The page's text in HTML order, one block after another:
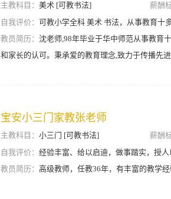
主教科目： 美术 [可教书法] 薪酬
自我评价： 可教小学全科 美术 书法，从事教育十
教员简历： 沈老师,98年毕业于华中师范从事教育
和家长的认可。秉承爱的教育理念,致力于传播先
宝安小三门家教张老师
主教科目： 小三门 [可教书法] 薪酬
自我评价： 经验丰富、给以启迪，做事踏实，授
教员简历： 高级教师，任教36年，有丰富的教学